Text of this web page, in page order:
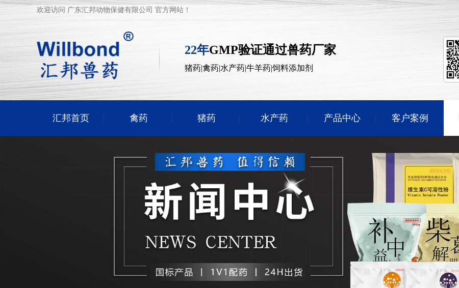
欢迎访问 广东汇邦动物保健有限公司 官方网站！
22年GMP验证通过兽药厂家
猪药|禽药|水产药|牛羊药|饲料添加剂
汇邦首页 禽药 猪药 水产药 产品中心 客户案例